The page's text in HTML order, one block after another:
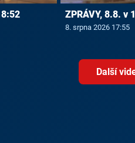
ZPRÁVY, 8.8. v
8. srpna 2026 17:55
Další